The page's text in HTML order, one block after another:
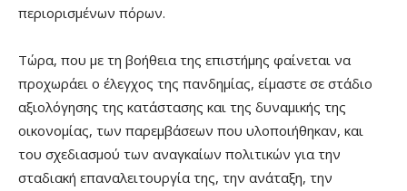
περιορισμένων πόρων.
Τώρα, που με τη βοήθεια της επιστήμης φαίνεται να
προχωράει ο έλεγχος της πανδημίας, είμαστε σε στάδιο
αξιολόγησης της κατάστασης και της δυναμικής της
οικονομίας, των παρεμβάσεων που υλοποιήθηκαν, και
του σχεδιασμού των αναγκαίων πολιτικών για την
σταδιακή επαναλειτουργία της, την ανάταξη, την